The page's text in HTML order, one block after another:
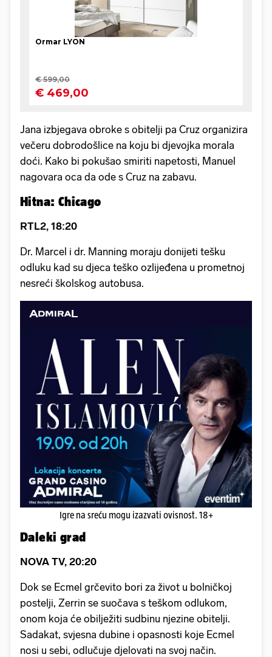
Jana izbjegava obroke s obitelji pa Cruz organizira
večeru dobrodošlice na koju bi djevojka morala
doći. Kako bi pokušao smiriti napetosti, Manuel
nagovara oca da ode s Cruz na zabavu.
Hitna: Chicago
RTL2, 18:20
Dr. Marcel i dr. Manning moraju donijeti tešku
odluku kad su djeca teško ozlijeđena u prometnoj
nesreći školskog autobusa.
Igre na sreću mogu izazvati ovisnost. 18+
Daleki grad
NOVA TV, 20:20
Dok se Ecmel grčevito bori za život u bolničkoj
postelji, Zerrin se suočava s teškom odlukom,
onom koja će obilježiti sudbinu njezine obitelji.
Sadakat, svjesna dubine i opasnosti koje Ecmel
nosi u sebi, odlučuje djelovati na svoj način.